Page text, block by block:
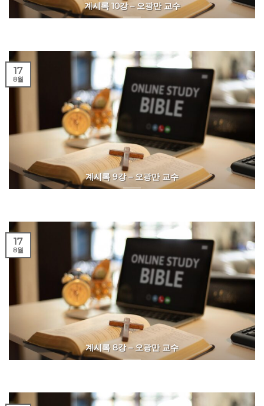
계시록 10강 – 오광만 교수
계시록 9강 – 오광만 교수
17
8월
계시록 8강 – 오광만 교수
17
8월